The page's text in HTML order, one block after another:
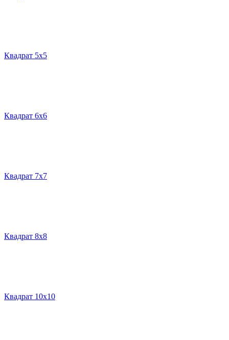
Квадрат 5х5
Квадрат 6х6
Квадрат 7х7
Квадрат 8х8
Квадрат 10х10